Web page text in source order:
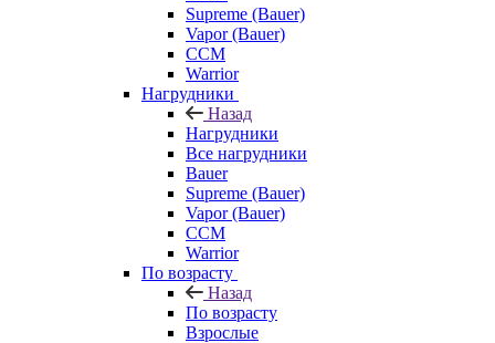
Supreme (Bauer)
Vapor (Bauer)
CCM
Warrior
Нагрудники
Назад
Нагрудники
Все нагрудники
Bauer
Supreme (Bauer)
Vapor (Bauer)
CCM
Warrior
По возрасту
Назад
По возрасту
Взрослые